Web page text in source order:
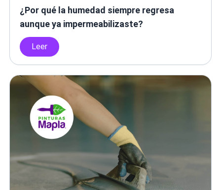
¿Por qué la humedad siempre regresa
aunque ya impermeabilizaste?
Leer